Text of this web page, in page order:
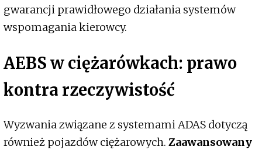
gwarancji prawidłowego działania systemów
wspomagania kierowcy.
AEBS w ciężarówkach: prawo
kontra rzeczywistość
Wyzwania związane z systemami ADAS dotyczą
również pojazdów ciężarowych. Zaawansowany